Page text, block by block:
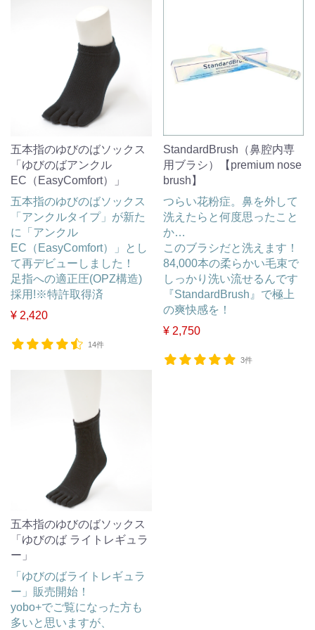
五本指のゆびのばソックス
「ゆびのばアンクル
EC（EasyComfort）」
五本指のゆびのばソックス
「アンクルタイプ」が新た
に「アンクル
EC（EasyComfort）」とし
て再デビューしました！
足指への適正圧(OPZ構造)
採用!※特許取得済
¥ 2,420
14件
StandardBrush（鼻腔内専
用ブラシ）【premium nose
brush】
つらい花粉症。鼻を外して
洗えたらと何度思ったこと
か…
このブラシだと洗えます！
84,000本の柔らかい毛束で
しっかり洗い流せるんです
『StandardBrush』で極上
の爽快感を！
¥ 2,750
3件
五本指のゆびのばソックス
「ゆびのば ライトレギュラ
ー」
「ゆびのばライトレギュラ
ー」販売開始！
yobo+でご覧になった方も
多いと思いますが、